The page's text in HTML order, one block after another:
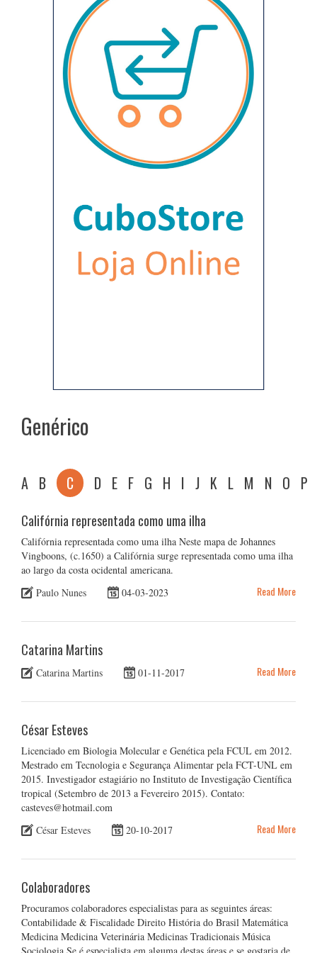
Genérico
A B C D E F G H I J K L M N O P
Califórnia representada como uma ilha
Califórnia representada como uma ilha Neste mapa de Johannes
Vingboons, (c.1650) a Califórnia surge representada como uma ilha
ao largo da costa ocidental americana.
Paulo Nunes
04-03-2023 Read More
Catarina Martins
Catarina Martins 01-11-2017 Read More
César Esteves
Licenciado em Biologia Molecular e Genética pela FCUL em 2012.
Mestrado em Tecnologia e Segurança Alimentar pela FCT-UNL em
2015. Investigador estagiário no Instituto de Investigação Científica
tropical (Setembro de 2013 a Fevereiro 2015). Contato:
casteves@hotmail.com
César Esteves
20-10-2017 Read More
Colaboradores
Procuramos colaboradores especialistas para as seguintes áreas:
Contabilidade & Fiscalidade Direito História do Brasil Matemática
Medicina Medicina Veterinária Medicinas Tradicionais Música
Sociologia Se é especialista em alguma destas áreas e se gostaria de